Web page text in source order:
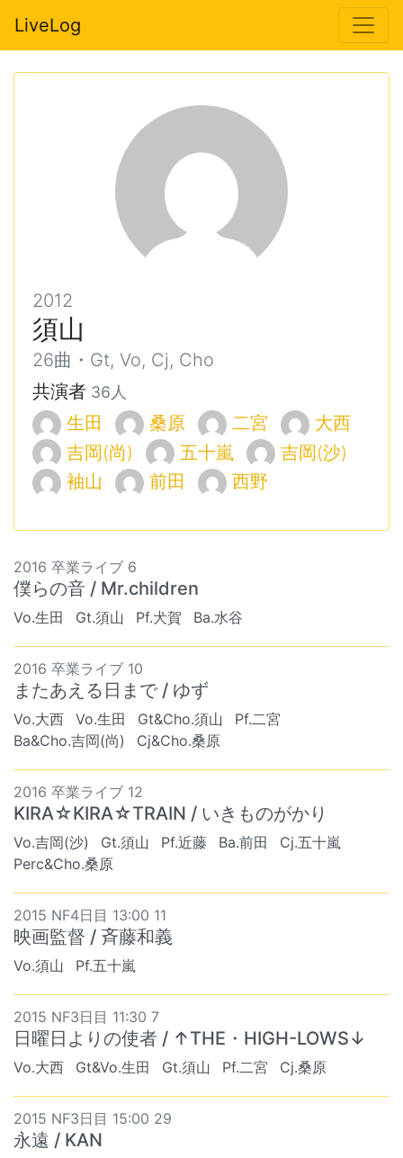
LiveLog
2012
須山
26曲・Gt, Vo, Cj, Cho
共演者 36人
生田 桑原 二宮
大西
吉岡(尚)
五十嵐
吉岡(沙)
袖山
前田 西野
2016 卒業ライブ 6
僕らの音 / Mr.children
Vo.生田 Gt.須山 Pf.犬賀 Ba.水谷
2016 卒業ライブ 10
またあえる日まで / ゆず
Vo.大西 Vo.生田 Gt&Cho.須山
Pf.二宮
Ba&Cho.吉岡(尚)
Cj&Cho.桑原
2016 卒業ライブ 12
KIRA☆KIRA☆TRAIN / いきものがかり
Vo.吉岡(沙) Gt.須山 Pf.近藤 Ba.前田
Cj.五十嵐
Perc&Cho.桑原
2015 NF4日目 13:00 11
映画監督 / 斉藤和義
Vo.須山 Pf.五十嵐
2015 NF3日目 11:30 7
日曜日よりの使者 / ↑THE・HIGH-LOWS↓
Vo.大西 Gt&Vo.生田 Gt.須山 Pf.二宮 Cj.桑原
2015 NF3日目 15:00 29
永遠 / KAN